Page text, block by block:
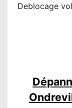
Deblocage